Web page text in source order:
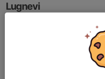
Lugnevi